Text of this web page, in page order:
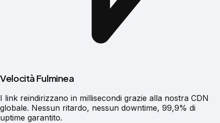
Velocità Fulminea
I link reindirizzano in millisecondi grazie alla nostra CDN
globale. Nessun ritardo, nessun downtime, 99,9% di
uptime garantito.